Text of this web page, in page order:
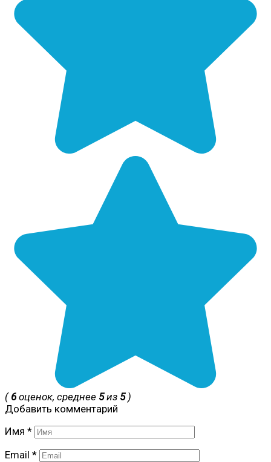
( 6 оценок, среднее 5из 5)
Добавить комментарий
Имя *
Email *